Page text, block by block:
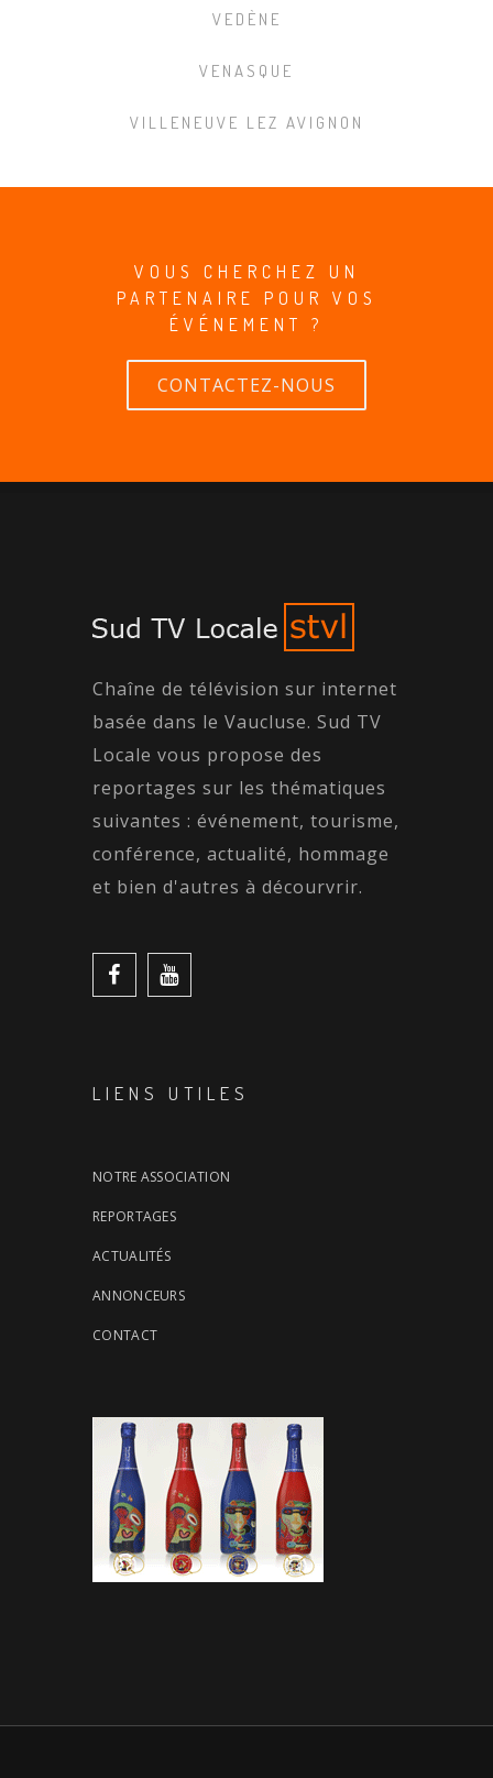
VEDÈNE
VENASQUE
VILLENEUVE LEZ AVIGNON
VOUS CHERCHEZ UN
PARTENAIRE POUR VOS
ÉVÉNEMENT ?
CONTACTEZ-NOUS
Chaîne de télévision sur internet
basée dans le Vaucluse. Sud TV
Locale vous propose des
reportages sur les thématiques
suivantes : événement, tourisme,
conférence, actualité, hommage
et bien d'autres à décourvrir.
LIENS UTILES
NOTRE ASSOCIATION
REPORTAGES
ACTUALITÉS
ANNONCEURS
CONTACT